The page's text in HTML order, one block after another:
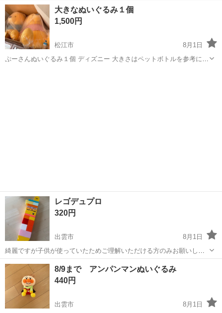
島根 松江市 松江しんじ湖温泉駅
大きなぬいぐるみ１個
1,500円
松江市
8月1日
ぷーさんぬいぐるみ１個 ディズニー 大きさはペットボトルを参考に
レゴデュプロ
320円
出雲市
8月1日
綺麗ですが子供が使っていたためご理解いただける方のみお願いしま
す。 ☆お取り置きは致しません。 ☆基本出品から1ヶ月で削除予定で
す。 ☆自宅保管品、USED品です。喫煙者、ペットはいません。サイ
ズ、汚れ等の確認は素人検品で...
島根 出雲市 おもちゃ レゴデュプロ
8/9まで アンパンマンぬいぐるみ
440円
出雲市
8月1日